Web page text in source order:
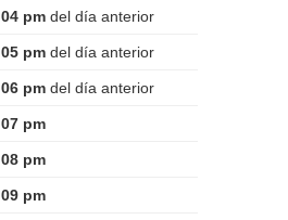
04 pm del día anterior
05 pm del día anterior
06 pm del día anterior
07 pm
08 pm
09 pm